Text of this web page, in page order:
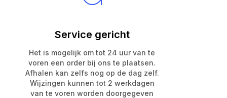
Service gericht
Het is mogelijk om tot 24 uur van te
voren een order bij ons te plaatsen.
Afhalen kan zelfs nog op de dag zelf.
Wijzingen kunnen tot 2 werkdagen
van te voren worden doorgegeven